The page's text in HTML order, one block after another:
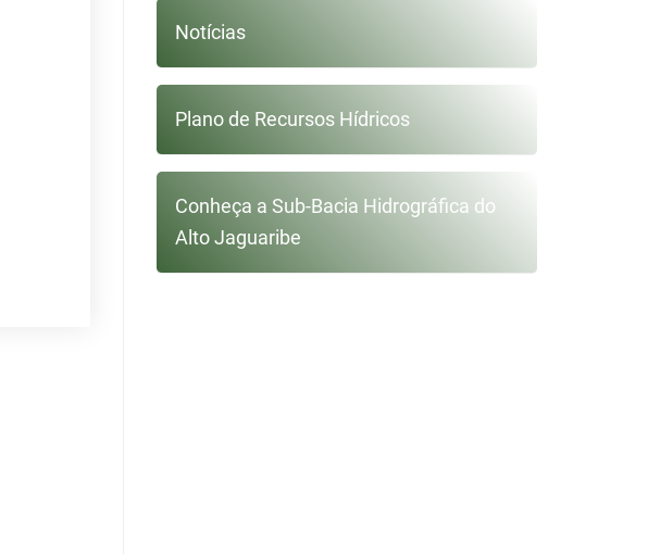
Notícias
Plano de Recursos Hídricos
Conheça a Sub-Bacia Hidrográfica do
Alto Jaguaribe